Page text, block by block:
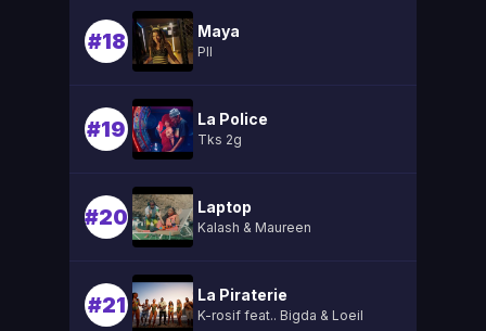
#18 Maya
Pll
#19 La Police
Tks 2g
#20 Laptop
Kalash & Maureen
#21 La Piraterie
K-rosif feat.. Bigda & Loeil